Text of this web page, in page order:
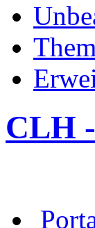
CLH